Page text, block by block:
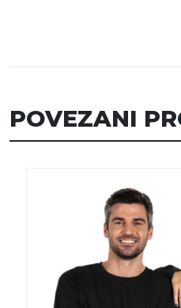
POVEZANI
varijanti.
Opcije
mogu